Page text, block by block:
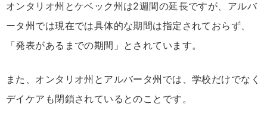
オンタリオ州とケベック州は2週間の延長ですが、アルバ
ータ州では現在では具体的な期間は指定されておらず、
「発表があるまでの期間」とされています。
また、オンタリオ州とアルバータ州では、学校だけでなく
デイケアも閉鎖されているとのことです。